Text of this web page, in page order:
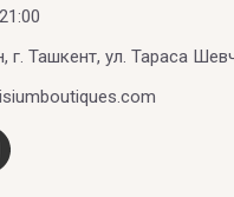
г. Ташкент, ул. Тараса